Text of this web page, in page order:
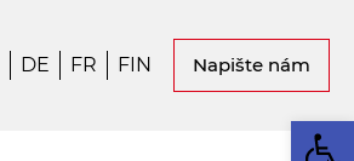
DE FR FIN Napište nám